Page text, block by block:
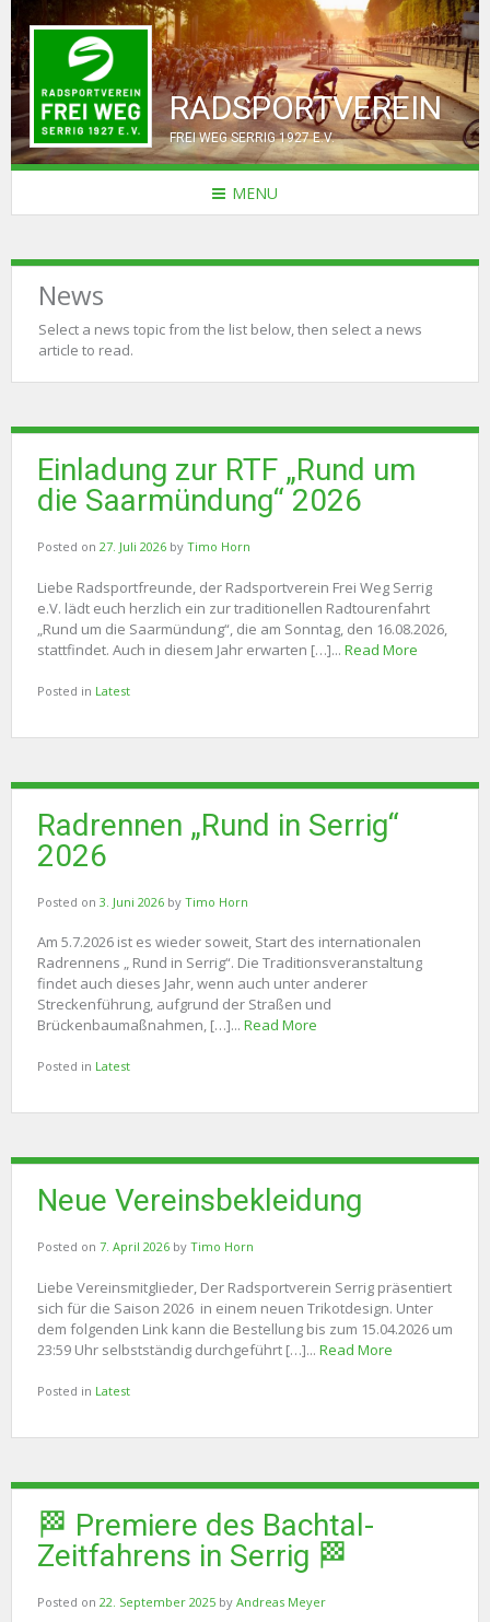
RADSPORTVEREIN
FREI WEG SERRIG 1927 E.V.
MENU
News
Select a news topic from the list below, then select a news
article to read.
Einladung zur RTF „Rund um
die Saarmündung“ 2026
Posted on 27. Juli 2026 by Timo Horn
Liebe Radsportfreunde, der Radsportverein Frei Weg Serrig
e.V. lädt euch herzlich ein zur traditionellen Radtourenfahrt
„Rund um die Saarmündung“, die am Sonntag, den 16.08.2026,
stattfindet. Auch in diesem Jahr erwarten […]... Read More
Posted in Latest
Radrennen „Rund in Serrig“
2026
Posted on 3. Juni 2026 by Timo Horn
Am 5.7.2026 ist es wieder soweit, Start des internationalen
Radrennens „ Rund in Serrig“. Die Traditionsveranstaltung
findet auch dieses Jahr, wenn auch unter anderer
Streckenführung, aufgrund der Straßen und
Brückenbaumaßnahmen, […]... Read More
Posted in Latest
Neue Vereinsbekleidung
Posted on 7. April 2026 by Timo Horn
Liebe Vereinsmitglieder, Der Radsportverein Serrig präsentiert
sich für die Saison 2026 in einem neuen Trikotdesign. Unter
dem folgenden Link kann die Bestellung bis zum 15.04.2026 um
23:59 Uhr selbstständig durchgeführt […]... Read More
Posted in Latest
🏁 Premiere des Bachtal-
Zeitfahrens in Serrig 🏁
Posted on 22. September 2025 by Andreas Meyer